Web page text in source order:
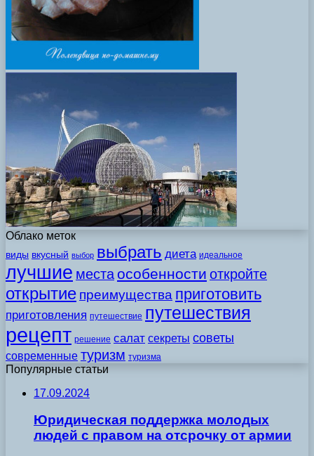
Облако меток
виды вкусный выбор выбрать диета идеальное
лучшие места особенности откройте
открытие преимущества приготовить
приготовления путешествие путешествия
рецепт решение салат секреты советы
современные туризм туризма
Популярные статьи
17.09.2024
Юридическая поддержка молодых
людей с правом на отсрочку от армии